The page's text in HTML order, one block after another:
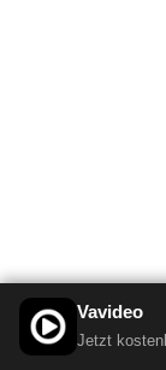
Vavideo
Jetzt